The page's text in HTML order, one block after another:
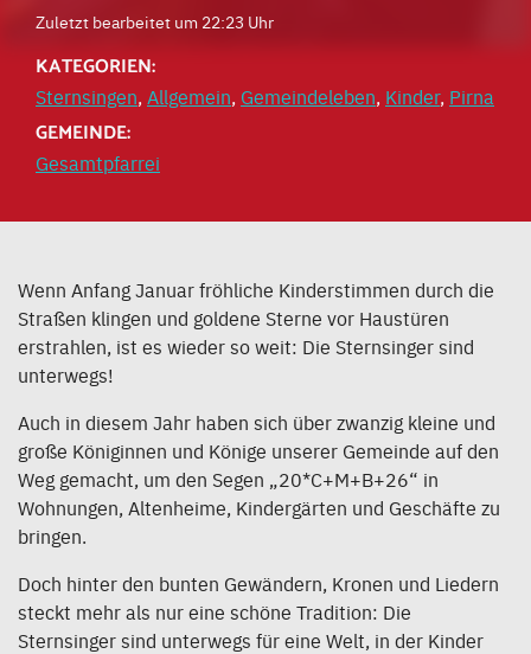
Zuletzt bearbeitet um 22:23 Uhr
KATEGORIEN:
Sternsingen, Allgemein, Gemeindeleben, Kinder, Pirna
GEMEINDE:
Gesamtpfarrei
Wenn Anfang Januar fröhliche Kinderstimmen durch die
Straßen klingen und goldene Sterne vor Haustüren
erstrahlen, ist es wieder so weit: Die Sternsinger sind
unterwegs!
Auch in diesem Jahr haben sich über zwanzig kleine und
große Königinnen und Könige unserer Gemeinde auf den
Weg gemacht, um den Segen „20*C+M+B+26“ in
Wohnungen, Altenheime, Kindergärten und Geschäfte zu
bringen.
Doch hinter den bunten Gewändern, Kronen und Liedern
steckt mehr als nur eine schöne Tradition: Die
Sternsinger sind unterwegs für eine Welt, in der Kinder